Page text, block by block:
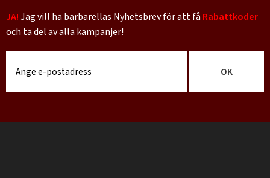
JA!Jag vill ha barbarellas Nyhetsbrev för att fåRabattkoder
och ta del av alla kampanjer!
OK